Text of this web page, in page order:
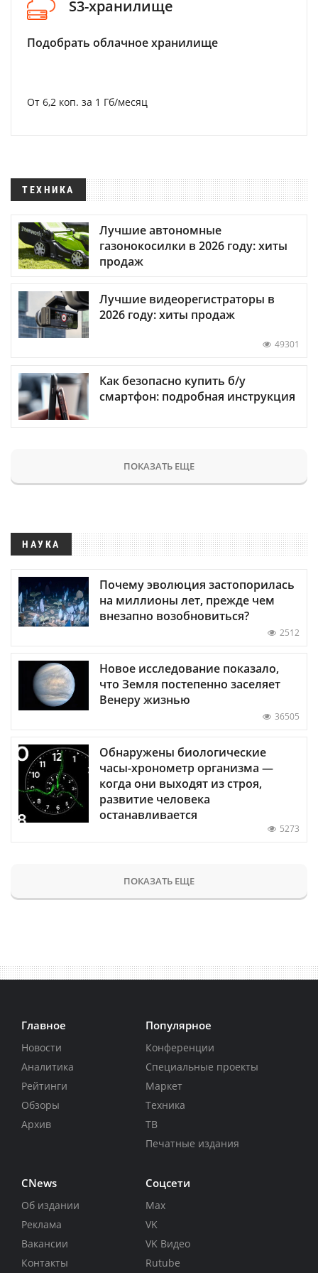
S3-хранилище
Подобрать облачное хранилище
От 6,2 коп. за 1 Гб/месяц
ТЕХНИКА
Лучшие автономные
газонокосилки в 2026 году: хиты
продаж
Лучшие видеорегистраторы в
2026 году: хиты продаж
49301
Как безопасно купить б/у
смартфон: подробная инструкция
ПОКАЗАТЬ ЕЩЕ
НАУКА
Почему эволюция застопорилась
на миллионы лет, прежде чем
внезапно возобновиться?
2512
Новое исследование показало,
что Земля постепенно заселяет
Венеру жизнью
36505
Обнаружены биологические
часы-хронометр организма —
когда они выходят из строя,
развитие человека
останавливается
5273
ПОКАЗАТЬ ЕЩЕ
Главное
Новости
Аналитика
Рейтинги
Обзоры
Архив
Популярное
Конференции
Специальные проекты
Маркет
Техника
ТВ
Печатные издания
CNews
Об издании
Реклама
Вакансии
Контакты
Соцсети
Max
VK
VK Видео
Rutube